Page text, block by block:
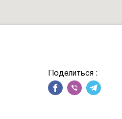
Поделиться :